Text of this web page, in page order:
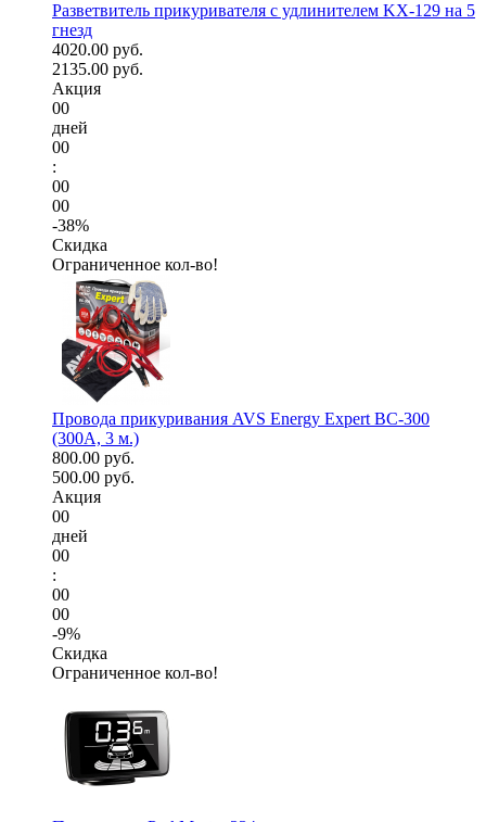
Разветвитель прикуривателя с удлинителем KX-129 на 5
гнезд
4020.00 руб.
2135.00 руб.
Акция
00
дней
00
:
00
00
-38%
Скидка
Ограниченное кол-во!
Провода прикуривания AVS Energy Expert BC-300
(300А, 3 м.)
800.00 руб.
500.00 руб.
Акция
00
дней
00
:
00
00
-9%
Скидка
Ограниченное кол-во!